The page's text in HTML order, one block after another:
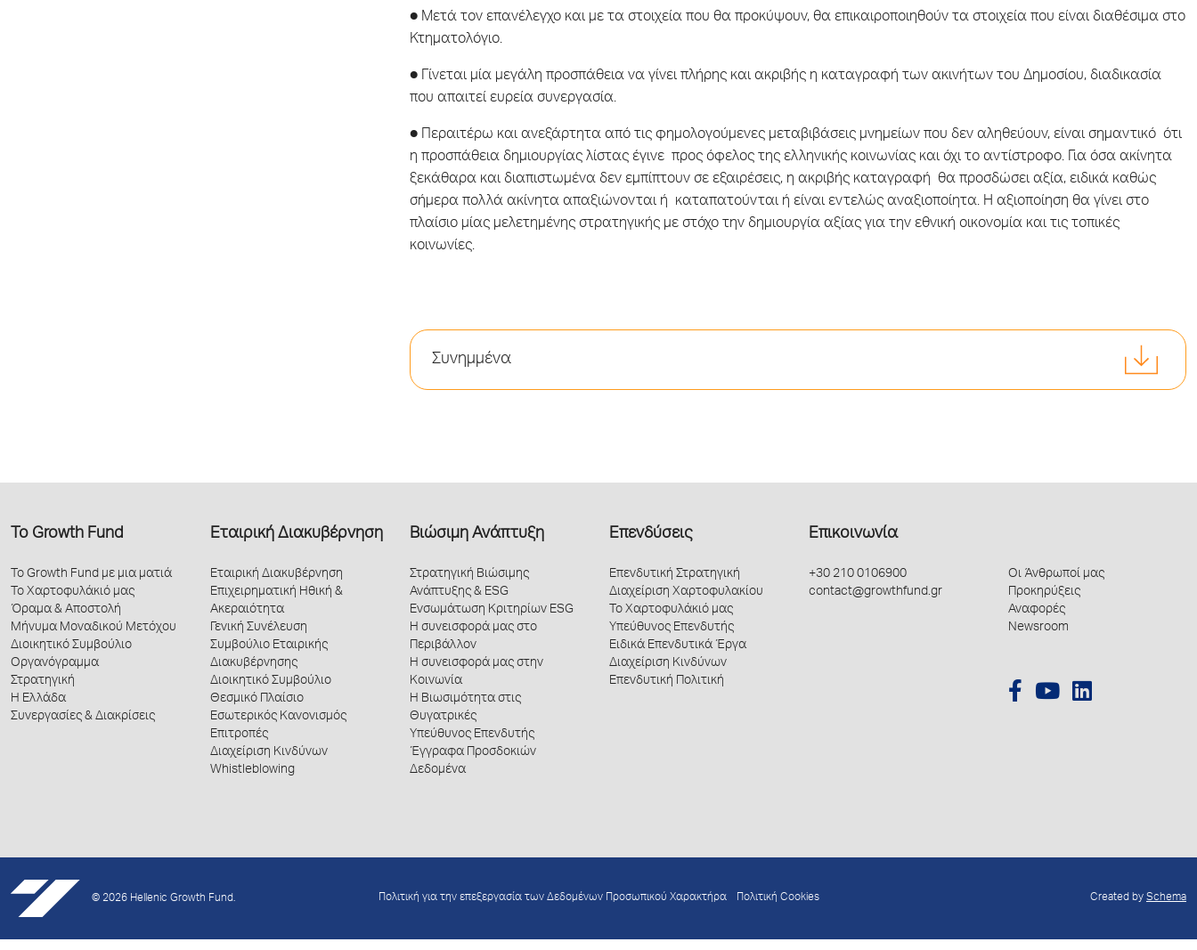
● Μετά τον επανέλεγχο και με τα στοιχεία που θα προκύψουν, θα επικαιροποιηθούν τα στοιχεία που είναι διαθέσιμα στο
Κτηματολόγιο.
● Γίνεται μία μεγάλη προσπάθεια να γίνει πλήρης και ακριβής η καταγραφή των ακινήτων του Δημοσίου, διαδικασία
που απαιτεί ευρεία συνεργασία.
● Περαιτέρω και ανεξάρτητα από τις φημολογούμενες μεταβιβάσεις μνημείων που δεν αληθεύουν, είναι σημαντικό ότι
η προσπάθεια δημιουργίας λίστας έγινε προς όφελος της ελληνικής κοινωνίας και όχι το αντίστροφο. Για όσα ακίνητα
ξεκάθαρα και διαπιστωμένα δεν εμπίπτουν σε εξαιρέσεις, η ακριβής καταγραφή θα προσδώσει αξία, ειδικά καθώς
σήμερα πολλά ακίνητα απαξιώνονται ή καταπατούνται ή είναι εντελώς αναξιοποίητα. Η αξιοποίηση θα γίνει στο
πλαίσιο μίας μελετημένης στρατηγικής με στόχο την δημιουργία αξίας για την εθνική οικονομία και τις τοπικές
κοινωνίες.
Συνημμένα
Το Growth Fund
Το Growth Fund με μια ματιά
Το Χαρτοφυλάκιό μας
Όραμα & Αποστολή
Μήνυμα Μοναδικού Μετόχου
Διοικητικό Συμβούλιο
Οργανόγραμμα
Στρατηγική
Η Ελλάδα
Συνεργασίες & Διακρίσεις
Εταιρική Διακυβέρνηση
Εταιρική Διακυβέρνηση
Επιχειρηματική Ηθική &
Ακεραιότητα
Γενική Συνέλευση
Συμβούλιο Εταιρικής
Διακυβέρνησης
Διοικητικό Συμβούλιο
Θεσμικό Πλαίσιο
Εσωτερικός Κανονισμός
Επιτροπές
Διαχείριση Κινδύνων
Whistleblowing
Βιώσιμη Ανάπτυξη
Στρατηγική Βιώσιμης
Ανάπτυξης & ESG
Ενσωμάτωση Κριτηρίων ESG
Η συνεισφορά μας στο
Περιβάλλον
Η συνεισφορά μας στην
Κοινωνία
Η Βιωσιμότητα στις
Θυγατρικές
Υπεύθυνος Επενδυτής
Έγγραφα Προσδοκιών
Δεδομένα
Επενδύσεις
Επενδυτική Στρατηγική
Διαχείριση Χαρτοφυλακίου
Το Χαρτοφυλάκιό μας
Υπεύθυνος Επενδυτής
Ειδικά Επενδυτικά Έργα
Διαχείριση Κινδύνων
Επενδυτική Πολιτική
Επικοινωνία
+30 210 0106900
contact@growthfund.gr
Οι Άνθρωποί μας
Προκηρύξεις
Αναφορές
Newsroom
© 2026 Hellenic Growth Fund. Πολιτική για την επεξεργασία των Δεδομένων Προσωπικού Χαρακτήρα Πολιτική Cookies Created by Schema